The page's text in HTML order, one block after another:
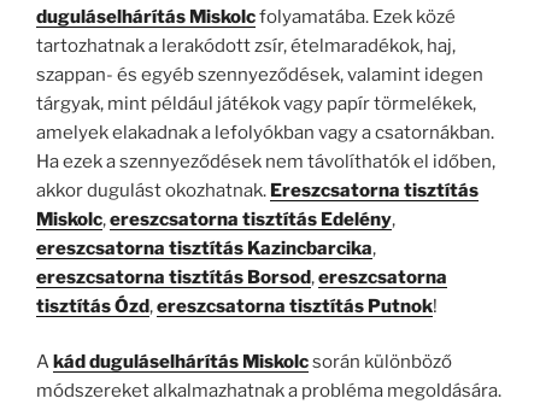
duguláselhárítás Miskolcfolyamatába. Ezek közé
tartozhatnak a lerakódott zsír, ételmaradékok, haj,
szappan- és egyéb szennyeződések, valamint idegen
tárgyak, mint például játékok vagy papír törmelékek,
amelyek elakadnak a lefolyókban vagy a csatornákban.
Ha ezek a szennyeződések nem távolíthatók el időben,
akkor dugulást okozhatnak. Ereszcsatorna tisztítás
Miskolc,ereszcsatorna tisztítás Edelény,
ereszcsatorna tisztítás Kazincbarcika,
ereszcsatorna tisztítás Borsod,ereszcsatorna
tisztítás Ózd,ereszcsatorna tisztítás Putnok!
Akád duguláselhárítás Miskolcsorán különböző
módszereket alkalmazhatnak a probléma megoldására.